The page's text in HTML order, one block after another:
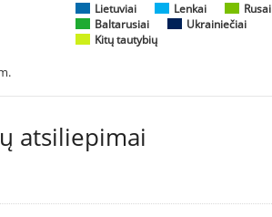
Lietuviai Lenkai
Rusai
Baltarusiai
Ukrainiečiai
Kitų tautybių
atsiliepimai